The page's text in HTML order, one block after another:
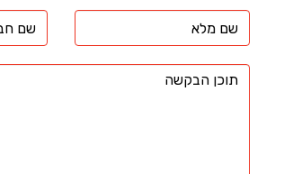
קבלת היתר בניה עבור תוספת בניה, תישקל
הבניה, או כשמדובר בשטח שירות (מחסן,
תכנון ואישור מבנים